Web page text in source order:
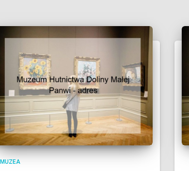
MUZEA